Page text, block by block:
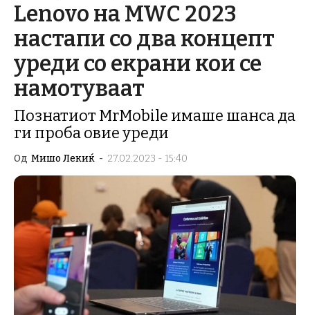
Lenovo на MWC 2023
настапи со два концепт
уреди со екрани кои се
намотуваат
Познатиот MrMobile имаше шанса да
ги проба овие уреди
Од Мишо Лекиќ - 27.02.2023 - 15:40